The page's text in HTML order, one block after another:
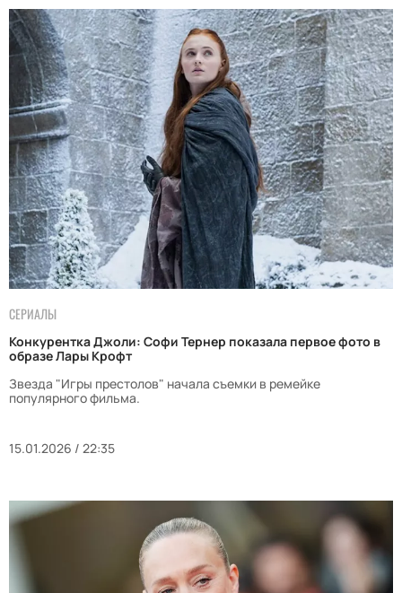
СЕРИАЛЫ
Конкурентка Джоли: Софи Тернер показала первое фото в
образе Лары Крофт
Звезда "Игры престолов" начала съемки в ремейке
популярного фильма.
15.01.2026 / 22:35